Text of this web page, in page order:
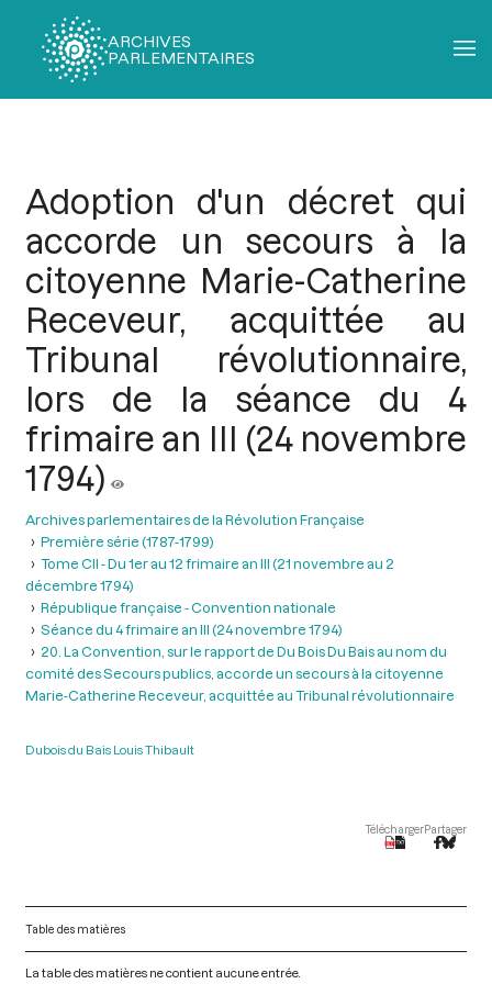
ARCHIVES
PARLEMENTAIRES
Adoption d'un décret qui
accorde un secours à la
citoyenne Marie-Catherine
Receveur, acquittée au
Tribunal révolutionnaire,
lors de la séance du 4
frimaire an III (24 novembre
1794)
Archives parlementaires de la Révolution Française
Première série (1787-1799)
Tome CII - Du 1er au 12 frimaire an III (21 novembre au 2
décembre 1794)
République française - Convention nationale
Séance du 4 frimaire an III (24 novembre 1794)
20. La Convention, sur le rapport de Du Bois Du Bais au nom du
comité des Secours publics, accorde un secours à la citoyenne
Marie-Catherine Receveur, acquittée au Tribunal révolutionnaire
Dubois du Bais Louis Thibault
TéléchargerPartager
Table des matières
La table des matières ne contient aucune entrée.